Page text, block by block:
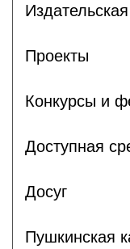
Проекты
Конкурсы и
Доступная
Досуг
Пушкинская